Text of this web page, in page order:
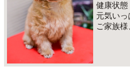
健康状態
元気い
ご家族様